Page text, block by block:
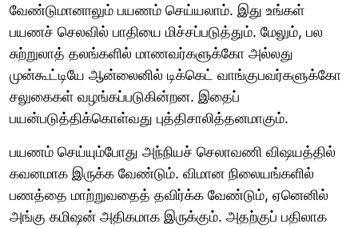
வேண்டுமானாலும் பயணம் செய்யலாம். இது உங்கள்
பயணச் செலவில் பாதியை மிச்சப்படுத்தும். மேலும், பல
சுற்றுலாத் தலங்களில் மாணவர்களுக்கோ அல்லது
முன்கூட்டியே ஆன்லைனில் டிக்கெட் வாங்குபவர்களுக்கோ
சலுகைகள் வழங்கப்படுகின்றன. இதைப்
பயன்படுத்திக்கொள்வது புத்திசாலித்தனமாகும்.
பயணம் செய்யும்போது அந்நியச் செலாவணி விஷயத்தில்
கவனமாக இருக்க வேண்டும். விமான நிலையங்களில்
பணத்தை மாற்றுவதைத் தவிர்க்க வேண்டும், ஏனெனில்
அங்கு கமிஷன் அதிகமாக இருக்கும். அதற்குப் பதிலாக